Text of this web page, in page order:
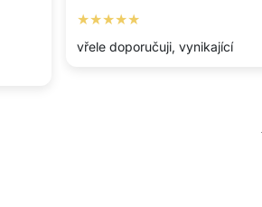
★★★★★
vřele doporučuji, vynikající